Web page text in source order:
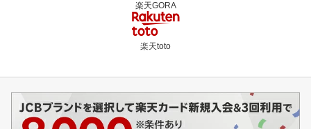
楽天GORA
楽天toto